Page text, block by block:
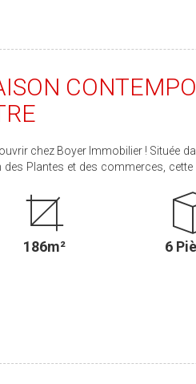
chez Boyer Immobilier ! Située
des Plantes et des commerces,
avec placard, un salon-séjour
une buanderie, une suite parentale
également d'un garage sur toute sa surface, d'une
et d'un portail électrique. À
186m² 6